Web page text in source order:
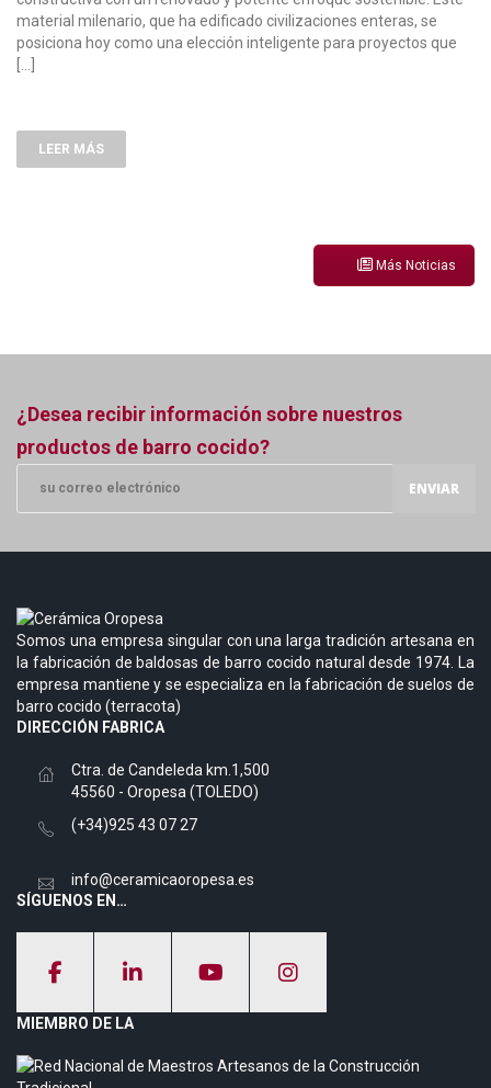
material milenario, que ha edificado civilizaciones enteras, se
posiciona hoy como una elección inteligente para proyectos que
LEER MÁS
Más Noticias
¿Desea recibir información sobre nuestros
productos de barro cocido?
Somos una empresa singular con una larga tradición artesana en
la fabricación de baldosas de barro cocido natural desde 1974. La
empresa mantiene y se especializa en la fabricación de suelos de
barro cocido (terracota)
DIRECCIÓN FABRICA
Ctra. de Candeleda km.1,500
45560 - Oropesa (TOLEDO)
(+34)925 43 07 27
info@ceramicaoropesa.es
SÍGUENOS EN…
MIEMBRO DE LA